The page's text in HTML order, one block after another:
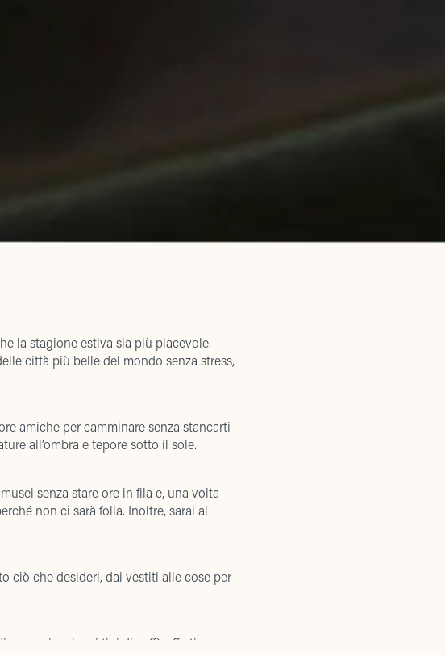
la stagione estiva sia più piacevole.
città più belle del mondo senza stress,
amiche per camminare senza stancarti
all’ombra e tepore sotto il sole.
senza stare ore in fila e, una volta
non ci sarà folla. Inoltre, sarai al
ciò che desideri, dai vestiti alle cose per
i vari tipi di caffè offerti, e